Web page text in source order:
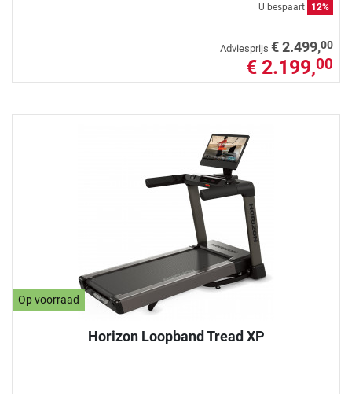
U bespaart 12%
Adviesprijs € 2.499,00
€ 2.199,00
Op voorraad
Horizon Loopband Tread XP